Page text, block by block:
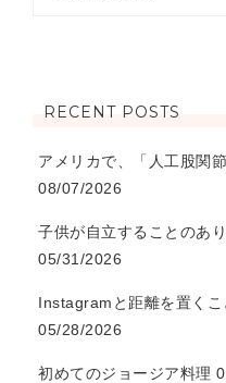
RECENT POSTS
アメリカで、「人工股関
08/07/2026
子供が自立することのあ
05/31/2026
Instagramと距離を置く
05/28/2026
初めてのジョージア料理